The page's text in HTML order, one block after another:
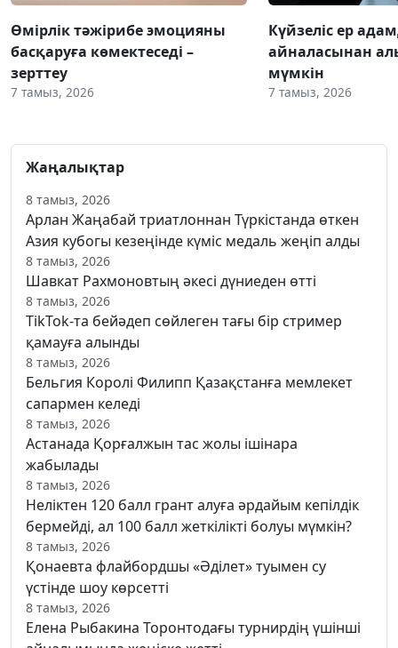
Өмірлік тәжірибе эмоцияны
басқаруға көмектеседі –
зерттеу
7 тамыз, 2026
Күйзеліс ер
айналасынан
мүмкін
7 тамыз, 2026
Жаңалықтар
8 тамыз, 2026
Арлан Жаңабай триатлоннан Түркістанда өткен
Азия кубогы кезеңінде күміс медаль жеңіп алды
8 тамыз, 2026
Шавкат Рахмоновтың әкесі дүниеден өтті
8 тамыз, 2026
TikTok-та бейәдеп сөйлеген тағы бір стример
қамауға алынды
8 тамыз, 2026
Бельгия Королі Филипп Қазақстанға мемлекет
сапармен келеді
8 тамыз, 2026
Астанада Қорғалжын тас жолы ішінара
жабылады
8 тамыз, 2026
Неліктен 120 балл грант алуға әрдайым кепілдік
бермейді, ал 100 балл жеткілікті болуы мүмкін?
8 тамыз, 2026
Қонаевта флайбордшы «Әділет» туымен су
үстінде шоу көрсетті
8 тамыз, 2026
Елена Рыбакина Торонтодағы турнирдің үшінші